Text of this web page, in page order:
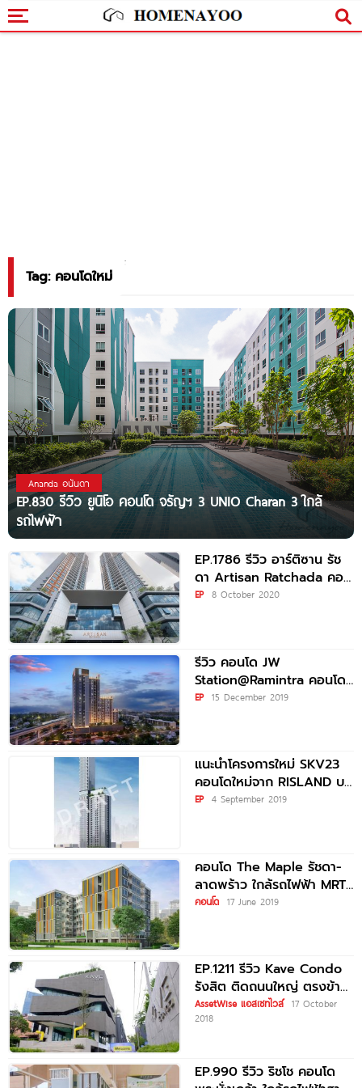
Tag: คอนโดใหม่
Ananda อนันดา
EP.830 รีวิว ยูนิโอ คอนโด จรัญฯ 3 UNIO Charan 3 ใกล้
รถไฟฟ้า
EP.1786 รีวิว อาร์ติซาน รัช
ดา Artisan Ratchada คอน
โดใหม่พร้อมอยู่ ใกล้ MRT
EP 8 October 2020
รีวิว คอนโด JW
Station@Ramintra คอนโด
High Rise สูงที่สุดในย่าน
EP 15 December 2019
แนะนำโครงการใหม่ SKV23
คอนโดใหม่จาก RISLAND บน
ถนนสุขุมวิท 23 ทำเล CBD
EP 4 September 2019
คอนโด The Maple รัชดา-
ลาดพร้าว ใกล้รถไฟฟ้า MRT
รัชดา และ MRT ลาดพร้าว
คอนโด 17 June 2019
EP.1211 รีวิว Kave Condo
รังสิต ติดถนนใหญ่ ตรงข้าม
ม.กรุงเทพ รังสิต
AssetWise แอสเซทไวส์ 17 October
2018
EP.990 รีวิว ริชโช คอนโด